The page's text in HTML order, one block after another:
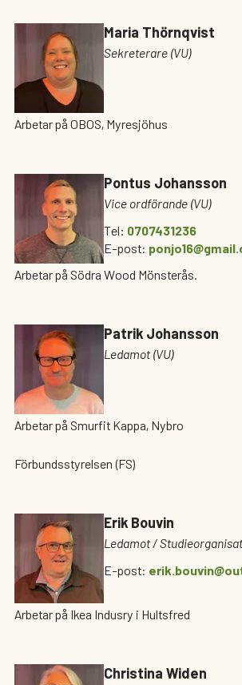
Maria Thörnqvist
Sekreterare (VU)
Arbetar på OBOS, Myresjöhus
Pontus Johansson
Vice ordförande (VU)
Tel: 0707431236
E-post:
Arbetar på Södra Wood Mönsterås.
Patrik Johansson
Ledamot (VU)
Arbetar på Smurfit Kappa, Nybro
Förbundsstyrelsen (FS)
Erik Bouvin
Ledamot /
E-post:
Arbetar på Ikea Indusry i Hultsfred
Christina Widen